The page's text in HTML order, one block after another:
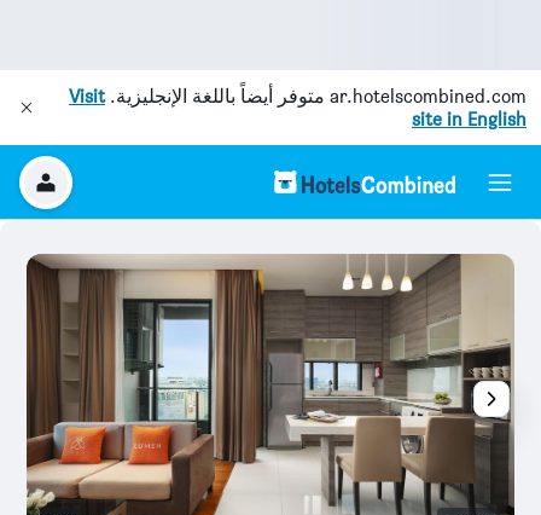
ar.hotelscombined.com متوفر أيضاً باللغة الإنجليزية.Visit
site in English